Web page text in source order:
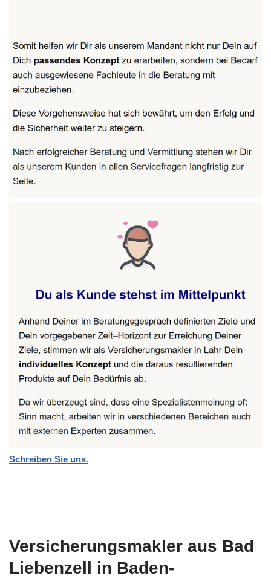
Schreiben Sie uns.
Versicherungsmakler aus Bad
Liebenzell in Baden-